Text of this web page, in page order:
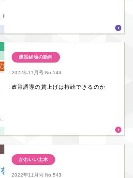
建設経済の動向
2022年11月号No.543
政策誘導の賃上げは持続できるのか
かわいい土木
2022年11月号No.543